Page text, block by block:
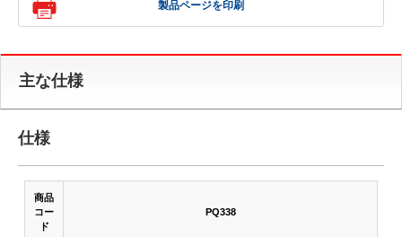
製品ページを印刷
主な仕様
仕様
商品
コー
ド
PQ338